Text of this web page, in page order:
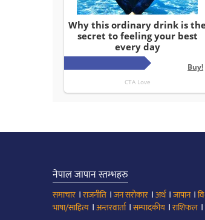
नेपाल जापान स्तम्भहरु
समाचार ।राजनीति ।जन सरोकार ।अर्थ।जापान।
भाषा/साहित्य ।अन्तरवार्ता।सम्पादकीय ।राशिफल ।